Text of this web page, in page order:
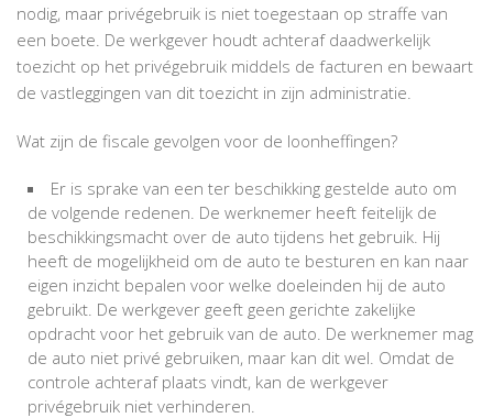
nodig, maar privégebruik is niet toegestaan op straffe van
een boete. De werkgever houdt achteraf daadwerkelijk
toezicht op het privégebruik middels de facturen en bewaart
de vastleggingen van dit toezicht in zijn administratie.
Wat zijn de fiscale gevolgen voor de loonheffingen?
Er is sprake van een ter beschikking gestelde auto om
de volgende redenen. De werknemer heeft feitelijk de
beschikkingsmacht over de auto tijdens het gebruik. Hij
heeft de mogelijkheid om de auto te besturen en kan naar
eigen inzicht bepalen voor welke doeleinden hij de auto
gebruikt. De werkgever geeft geen gerichte zakelijke
opdracht voor het gebruik van de auto. De werknemer mag
de auto niet privé gebruiken, maar kan dit wel. Omdat de
controle achteraf plaats vindt, kan de werkgever
privégebruik niet verhinderen.